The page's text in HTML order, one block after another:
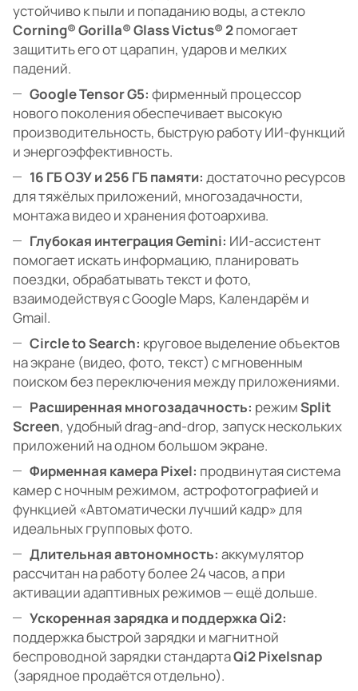
устойчиво к пыли и попаданию воды, а стекло
Corning® Gorilla® Glass Victus® 2помогает
защитить его от царапин, ударов и мелких
падений.
Google Tensor G5: фирменный процессор
нового поколения обеспечивает высокую
производительность, быструю работу ИИ-функций
и энергоэффективность.
16 ГБ ОЗУ и 256 ГБ памяти: достаточно ресурсов
для тяжёлых приложений, многозадачности,
монтажа видео и хранения фотоархива.
Глубокая интеграция Gemini: ИИ-ассистент
помогает искать информацию, планировать
поездки, обрабатывать текст и фото,
взаимодействуя с Google Maps, Календарём и
Gmail.
Circle to Search: круговое выделение объектов
на экране (видео, фото, текст) с мгновенным
поиском без переключения между приложениями.
Расширенная многозадачность: режимSplit
Screen, удобный drag-and-drop, запуск нескольких
приложений на одном большом экране.
Фирменная камера Pixel: продвинутая система
камер с ночным режимом, астрофотографией и
функцией «Автоматически лучший кадр» для
идеальных групповых фото.
Длительная автономность: аккумулятор
рассчитан на работу более 24 часов, а при
активации адаптивных режимов — ещё дольше.
Ускоренная зарядка и поддержка Qi2:
поддержка быстрой зарядки и магнитной
беспроводной зарядки стандартаQi2 Pixelsnap
(зарядное продаётся отдельно).